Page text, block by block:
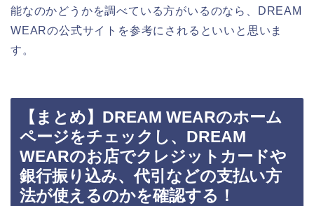
能なのかどうかを調べている方がいるのなら、DREAM
WEARの公式サイトを参考にされるといいと思いま
す。
【まとめ】DREAM WEARのホーム
ページをチェックし、DREAM
WEARのお店でクレジットカードや
銀行振り込み、代引などの支払い方
法が使えるのかを確認する！